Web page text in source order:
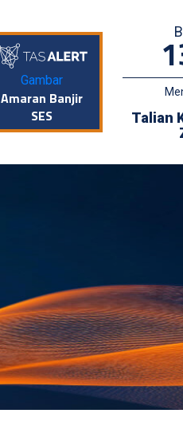
Gambar
Amaran Banjir
SES
Talian